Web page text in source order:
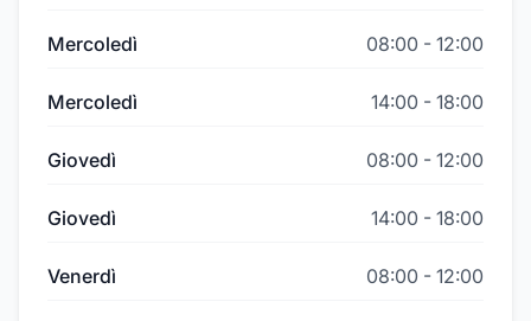
Mercoledì 08:00 - 12:00
Mercoledì 14:00 - 18:00
Giovedì 08:00 - 12:00
Giovedì 14:00 - 18:00
Venerdì 08:00 - 12:00